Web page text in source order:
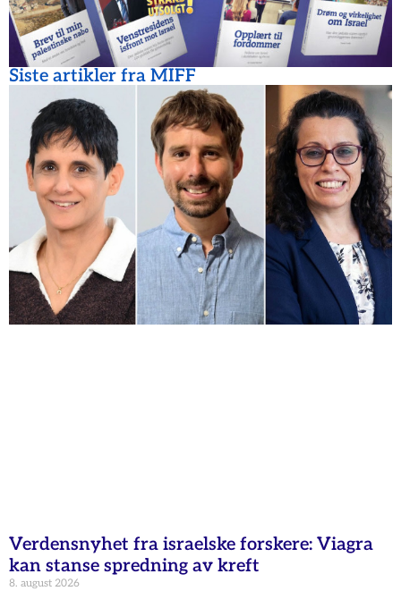
Siste artikler fra MIFF
Verdensnyhet fra israelske forskere: Viagra
kan stanse spredning av kreft
8. august 2026